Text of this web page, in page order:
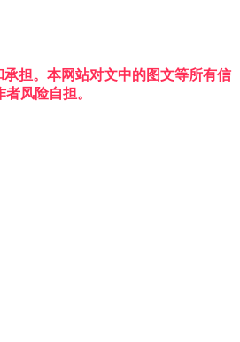
担。本网站对文中的图文等所有信
风险自担。